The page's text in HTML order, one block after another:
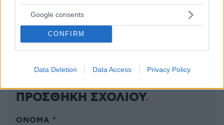
Google consents
CONFIRM
Data Deletion Data Access Privacy Policy
ωριμότητα και την ανοιχτότητα απέναντι στον άλλον.
Η διαδικασία εύρεσης του κατάλληλου ατόμου είναι
πολύ πιο εύκολη από όσο νομίζεις. Εγγράψου και
πείσου μόνος σου πόσες δυνατότητες προσφέρει η
πλατφόρμα μας.
ΠΡΟΣΘΗΚΗ ΣΧΟΛΙΟΥ
ΌΝΟΜΑ *